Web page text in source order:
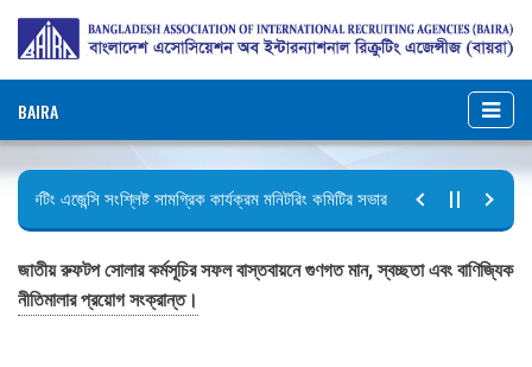
BAIRA
এজেন্সি সংশ্লিষ্ট সামগ্রিক কার্যক্রম মনিটরিং কমিটির সভার কার্যবিবরণী প্রেরণ।
জাতীয় রুফটপ সোলার কর্মসূচির সফল বাস্তবায়নে গুণগত মান, স্বচ্ছতা এবং বাণিজ্যিক
নীতিমালার প্রয়োগ সংক্রান্ত।